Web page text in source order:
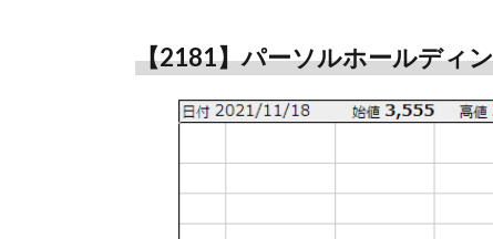
【2181】パーソルホールディ